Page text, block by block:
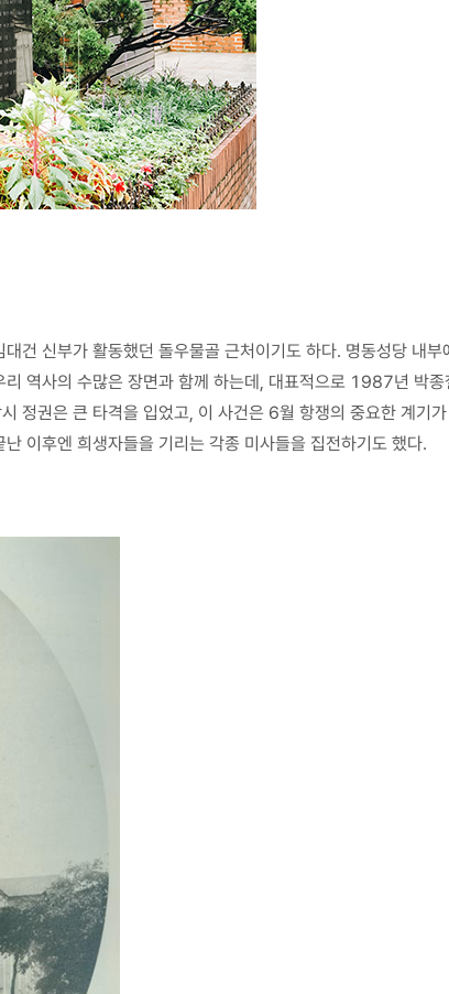
건 신부가 활동했던 돌우물골 근처이기도 하다. 명동성당 내부
역사의 수많은 장면과 함께 하는데, 대표적으로 1987년 박종
정권은 큰 타격을 입었고, 이 사건은 6월 항쟁의 중요한 계기가
이후엔 희생자들을 기리는 각종 미사들을 집전하기도 했다.